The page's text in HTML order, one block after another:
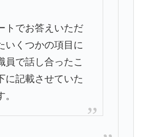
トでお答えいただ
いくつかの項目に
員で話し合ったこ
に記載させていた